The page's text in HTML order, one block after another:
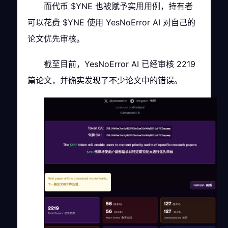
而代币 $YNE 也被赋予实用用例，持有者
可以花费 $YNE 使用 YesNoError AI 对自己的
论文优先审核。
截至目前，YesNoError AI 已经审核 2219
篇论文，并确实发现了不少论文中的错误。